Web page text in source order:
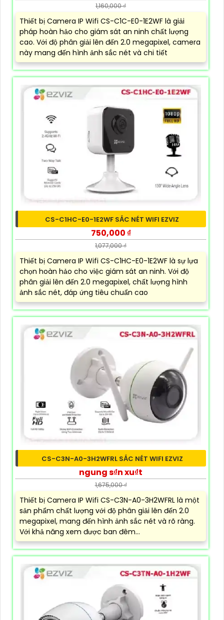
1,160,000 ₫
Thiết bị Camera IP Wifi CS-C1C-E0-1E2WF là giải
pháp hoàn hảo cho giám sát an ninh chất lượng
cao. Với độ phân giải lên đến 2.0 megapixel, camera
này mang đến hình ảnh sắc nét và chi tiết
CS-C1HC-E0-1E2WF SẮC NÉT WIFI EZVIZ
750,000 ₫
1,077,000 ₫
Thiết bị Camera IP Wifi CS-C1HC-E0-1E2WF là sự lựa
chọn hoàn hảo cho việc giám sát an ninh. Với độ
phân giải lên đến 2.0 megapixel, chất lượng hình
ảnh sắc nét, đáp ứng tiêu chuẩn cao
CS-C3N-A0-3H2WFRL SẮC NÉT WIFI EZVIZ
ngung s₫n xu₫t
1,675,000 ₫
Thiết bị Camera IP Wifi CS-C3N-A0-3H2WFRL là một
sản phẩm chất lượng với độ phân giải lên đến 2.0
megapixel, mang đến hình ảnh sắc nét và rõ ràng.
Với khả năng xem được ban đêm...